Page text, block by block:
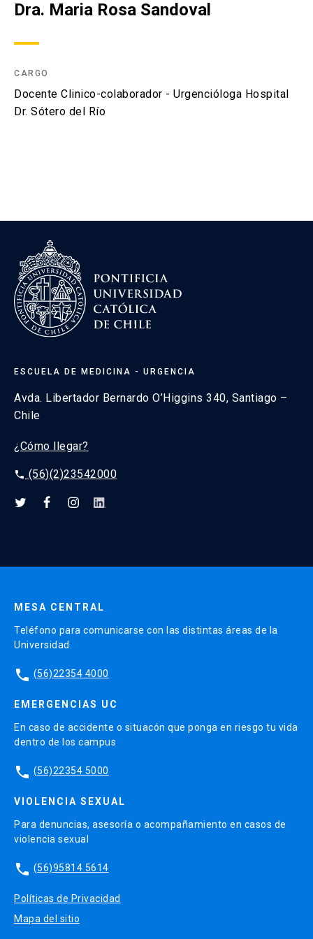
Ultrasonido Clínico
Recursos
Asesorías
Dra. Maria Rosa Sandoval
CARGO
Docente Clinico-colaborador - Urgencióloga Hospital
Dr. Sótero del Río
ESCUELA DE MEDICINA - URGENCIA
Avda. Libertador Bernardo O’Higgins 340, Santiago –
Chile
¿Cómo llegar?
phone (56)(2)23542000
MESA CENTRAL
Teléfono para comunicarse con las distintas áreas de la
Universidad.
phone (56)22354 4000
EMERGENCIAS UC
En caso de accidente o situacón que ponga en riesgo tu vida
dentro de los campus
phone (56)22354 5000
VIOLENCIA SEXUAL
Para denuncias, asesoría o acompañamiento en casos de
violencia sexual
phone (56)95814 5614
Políticas de Privacidad
Mapa del sitio